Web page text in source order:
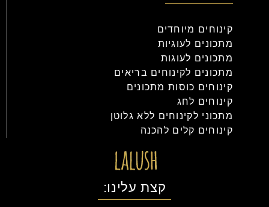
קינוחים מיוחדים
מתכונים לעוגיות
מתכונים לעוגות
מתכונים לקינוחים בריאים
קינוחים כוסות מתכונים
קינוחים לחג
מתכוני לקינוחים ללא גלוטן
קינוחים קלים להכנה
קצת עלינו: